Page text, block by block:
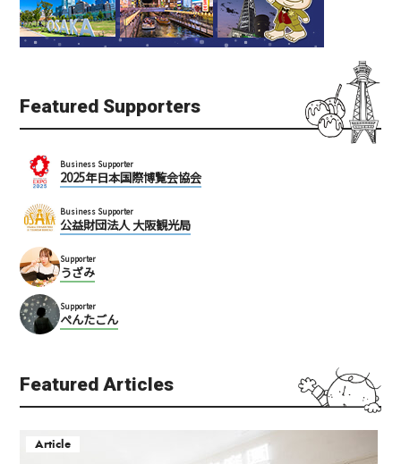
Featured Supporters
Business Supporter
2025年日本国際博覧会協会
Business Supporter
公益財団法人 大阪観光局
Supporter
うざみ
Supporter
ぺんたごん
Featured Articles
Article